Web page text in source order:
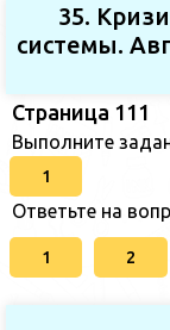
35.
системы.
Страница 111
Выполните
1
Ответьте на
1 2